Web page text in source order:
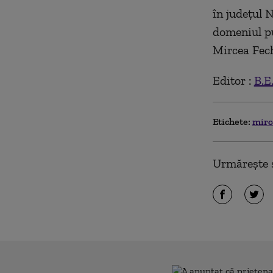
în judeţul
domeniul
Mircea
Editor : B.E.
Etichete: